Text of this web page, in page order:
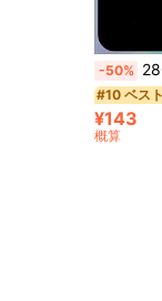
-50% 280-300個/90-100
#10 ベス
¥143
概算